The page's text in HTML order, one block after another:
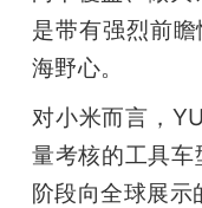
是带有强烈前瞻
海野心。
对小米而言，
量考核的工具
阶段向全球展示